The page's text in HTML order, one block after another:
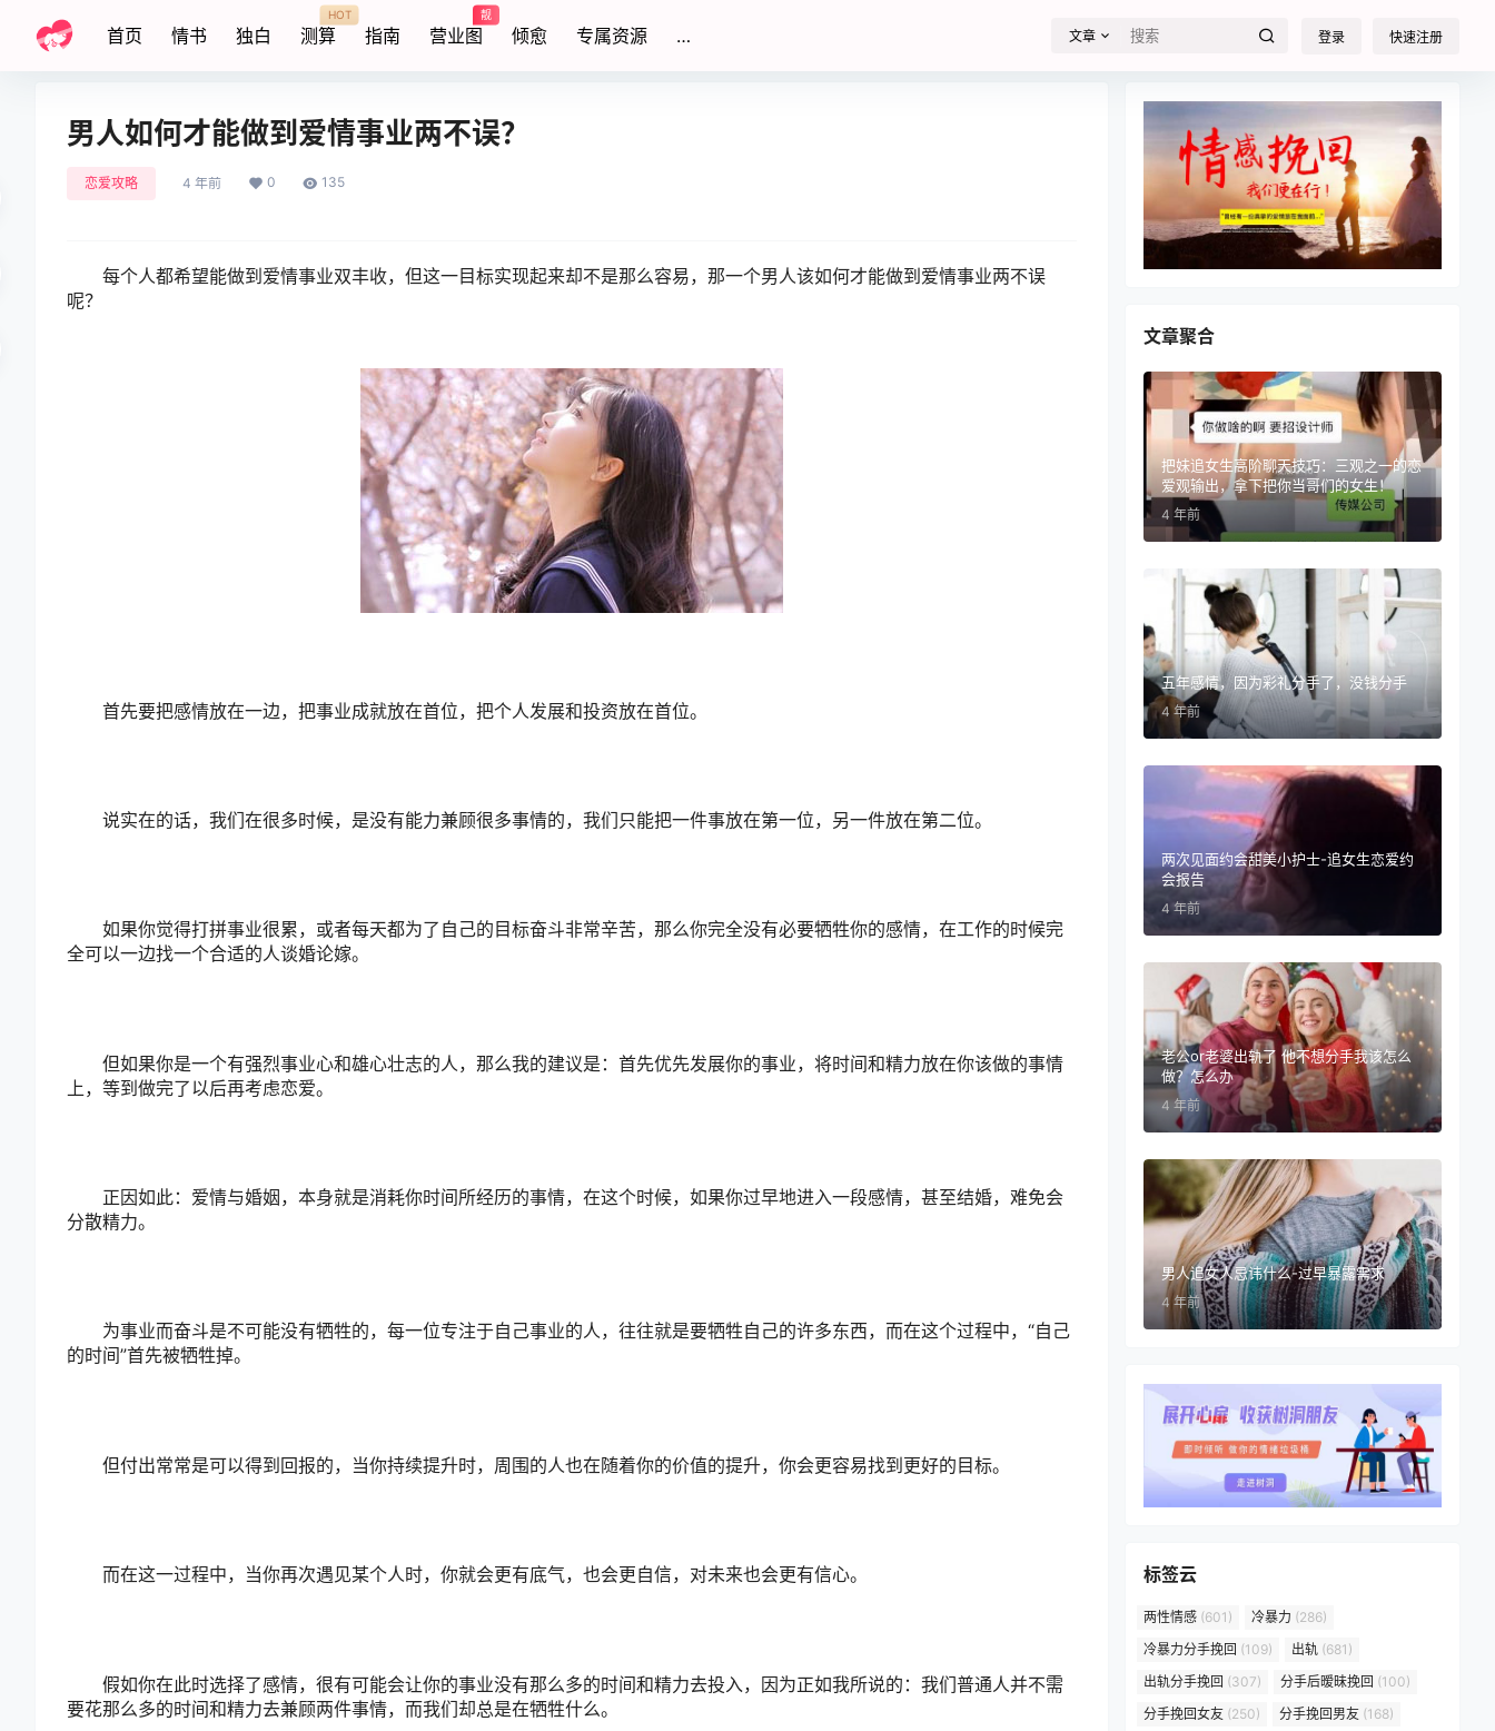
首页 情书 独白 测算
HOT
指南 营业图
靓
倾愈 专属资源 … 文章 登录 快速注册
男人如何才能做到爱情事业两不误？
恋爱攻略 4 年前 0 135
每个人都希望能做到爱情事业双丰收，但这一目标实现起来却不是那么容易，那一个男人该如何才能做到爱情事业两不误
呢？
首先要把感情放在一边，把事业成就放在首位，把个人发展和投资放在首位。
说实在的话，我们在很多时候，是没有能力兼顾很多事情的，我们只能把一件事放在第一位，另一件放在第二位。
如果你觉得打拼事业很累，或者每天都为了自己的目标奋斗非常辛苦，那么你完全没有必要牺牲你的感情，在工作的时候完
全可以一边找一个合适的人谈婚论嫁。
但如果你是一个有强烈事业心和雄心壮志的人，那么我的建议是：首先优先发展你的事业，将时间和精力放在你该做的事情
上，等到做完了以后再考虑恋爱。
正因如此：爱情与婚姻，本身就是消耗你时间所经历的事情，在这个时候，如果你过早地进入一段感情，甚至结婚，难免会
分散精力。
为事业而奋斗是不可能没有牺牲的，每一位专注于自己事业的人，往往就是要牺牲自己的许多东西，而在这个过程中，“自己
的时间”首先被牺牲掉。
但付出常常是可以得到回报的，当你持续提升时，周围的人也在随着你的价值的提升，你会更容易找到更好的目标。
而在这一过程中，当你再次遇见某个人时，你就会更有底气，也会更自信，对未来也会更有信心。
假如你在此时选择了感情，很有可能会让你的事业没有那么多的时间和精力去投入，因为正如我所说的：我们普通人并不需
要花那么多的时间和精力去兼顾两件事情，而我们却总是在牺牲什么。
文章聚合
把妹追女生高阶聊天技巧：三观之一的恋
爱观输出，拿下把你当哥们的女生！
4 年前
五年感情，因为彩礼分手了，没钱分手
4 年前
两次见面约会甜美小护士-追女生恋爱约
会报告
4 年前
老公or老婆出轨了 他不想分手我该怎么
做？怎么办
4 年前
男人追女人忌讳什么-过早暴露需求
4 年前
标签云
两性情感 (601) 冷暴力 (286)
冷暴力分手挽回 (109) 出轨 (681)
出轨分手挽回 (307) 分手后暧昧挽回 (100)
分手挽回女友 (250) 分手挽回男友 (168)